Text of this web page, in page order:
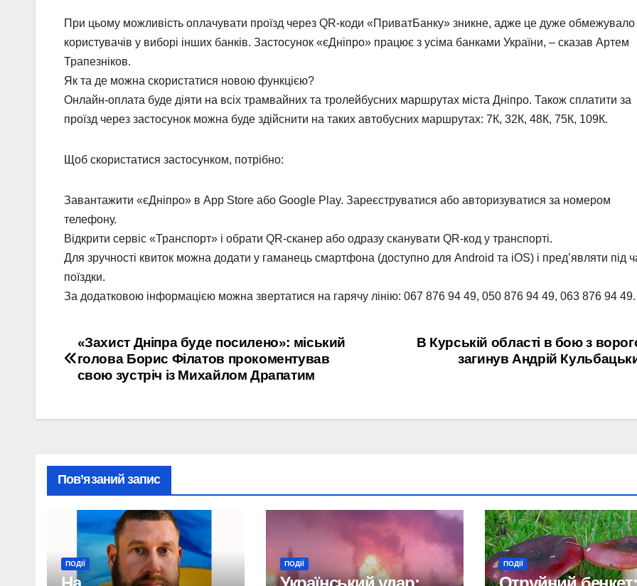
При цьому можливість оплачувати проїзд через QR-коди «ПриватБанку» зникне, адже це дуже обмежувало
користувачів у виборі інших банків. Застосунок «єДніпро» працює з усіма банками України, – сказав Артем
Трапезніков.
Як та де можна скористатися новою функцією?
Онлайн-оплата буде діяти на всіх трамвайних та тролейбусних маршрутах міста Дніпро. Також сплатити за
проїзд через застосунок можна буде здійснити на таких автобусних маршрутах: 7К, 32К, 48К, 75К, 109К.
Щоб скористатися застосунком, потрібно:
Завантажити «єДніпро» в App Store або Google Play. Зареєструватися або авторизуватися за номером
телефону.
Відкрити сервіс «Транспорт» і обрати QR-сканер або одразу сканувати QR-код у транспорті.
Для зручності квиток можна додати у гаманець смартфона (доступно для Android та iOS) і пред’являти під
поїздки.
За додатковою інформацією можна звертатися на гарячу лінію: 067 876 94 49, 050 876 94 49, 063 876 94 49.
Навігація
записів
В Курській області в бою з
загинув Андрій
«Захист Дніпра буде посилено»: міський
голова Борис Філатов прокоментував
свою зустріч із Михайлом Драпатим
Пов’язаний запис
ПОДІЇ ПОДІЇ ПОДІЇ